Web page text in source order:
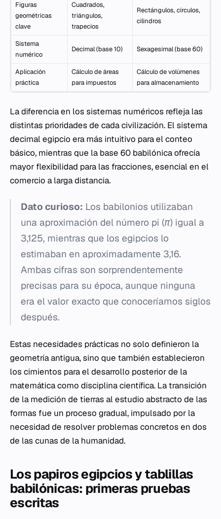
Figuras
geométricas
clave
Cuadrados,
triángulos,
trapecios
Rectángulos, círculos,
cilindros
Sistema
numérico
Decimal (base 10) Sexagesimal (base 60)
Aplicación
práctica
Cálculo de áreas
para impuestos
Cálculo de volúmenes
para almacenamiento
La diferencia en los sistemas numéricos refleja las
distintas prioridades de cada civilización. El sistema
decimal egipcio era más intuitivo para el conteo
básico, mientras que la base 60 babilónica ofrecía
mayor flexibilidad para las fracciones, esencial en el
comercio a larga distancia.
Dato curioso: Los babilonios utilizaban
una aproximación del número pi (π) igual a
3,125, mientras que los egipcios lo
estimaban en aproximadamente 3,16.
Ambas cifras son sorprendentemente
precisas para su época, aunque ninguna
era el valor exacto que conoceríamos siglos
después.
Estas necesidades prácticas no solo definieron la
geometría antigua, sino que también establecieron
los cimientos para el desarrollo posterior de la
matemática como disciplina científica. La transición
de la medición de tierras al estudio abstracto de las
formas fue un proceso gradual, impulsado por la
necesidad de resolver problemas concretos en dos
de las cunas de la humanidad.
Los papiros egipcios y tablillas
babilónicas: primeras pruebas
escritas